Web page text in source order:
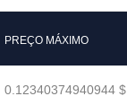
PREÇO MÁXIMO
0.12340374940944 $